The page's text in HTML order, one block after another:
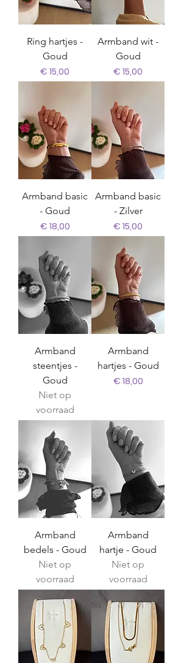
Ring hartjes -
Goud
Prijs
€ 15,00
Armband wit -
Goud
Prijs
€ 15,00
Armband basic
- Goud
Prijs
€ 18,00
Armband basic
- Zilver
Prijs
€ 15,00
Armband
steentjes -
Goud
Niet op
voorraad
Armband
hartjes - Goud
Prijs
€ 18,00
Armband
bedels - Goud
Niet op
voorraad
Armband
hartje - Goud
Niet op
voorraad